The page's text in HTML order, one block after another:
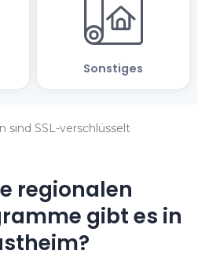
sind SSL-verschlüsselt
regionalen
gibt es in